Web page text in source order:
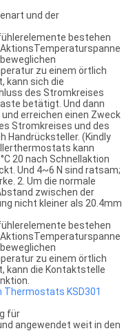
und der
bestehen
zu einem örtlich
kann sich die
des Stromkreises
betätigt. Und dann
erreichen einen Zweck
Stromkreises und des
Handrücksteller. (Kindly
kann
20 nach Schnellaktion
Und 4~6 N sind ratsam;
2. Um die normale
zwischen der
nicht kleiner als 20.4mm
bestehen
zu einem örtlich
kann die Kontaktstelle
KSD301
für
angewendet weit in den